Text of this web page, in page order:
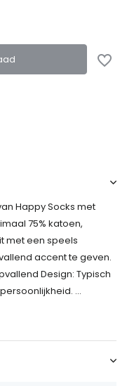
Happy Socks met
75% katoen,
met een speels
accent te geven.
Design: Typisch
...